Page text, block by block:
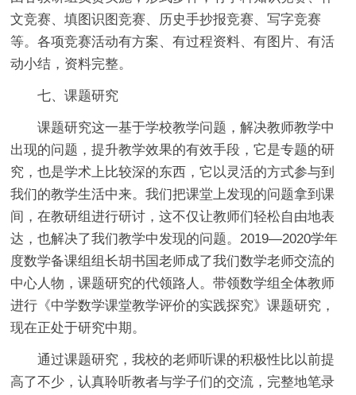
文竞赛、填图识图竞赛、历史手抄报竞赛、写字竞赛
等。各项竞赛活动有方案、有过程资料、有图片、有活
动小结，资料完整。
七、课题研究
课题研究这一基于学校教学问题，解决教师教学中
出现的问题，提升教学效果的有效手段，它是专题的研
究，也是学术上比较深的东西，它以灵活的方式参与到
我们的教学生活中来。我们把课堂上发现的问题拿到课
间，在教研组进行研讨，这不仅让教师们轻松自由地表
达，也解决了我们教学中发现的问题。2019—2020学年
度数学备课组组长胡书国老师成了我们数学老师交流的
中心人物，课题研究的代领路人。带领数学组全体教师
进行《中学数学课堂教学评价的实践探究》课题研究，
现在正处于研究中期。
通过课题研究，我校的老师听课的积极性比以前提
高了不少，认真聆听教者与学子们的交流，完整地笔录